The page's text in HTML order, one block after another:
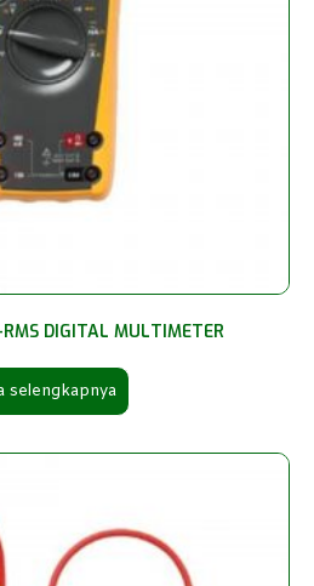
DIGITAL MULTIMETER
selengkapnya